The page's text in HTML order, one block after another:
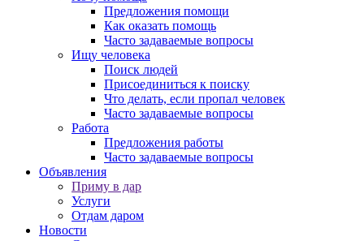
Предложения помощи
Как оказать помощь
Часто задаваемые вопросы
Ищу человека
Поиск людей
Присоединиться к поиску
Что делать, если пропал человек
Часто задаваемые вопросы
Работа
Предложения работы
Часто задаваемые вопросы
Объявления
Приму в дар
Услуги
Отдам даром
Новости